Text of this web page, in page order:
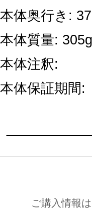
本体奥行き:
本体質量: 305g
本体注釈:
本体保証期間:
ご購入情報